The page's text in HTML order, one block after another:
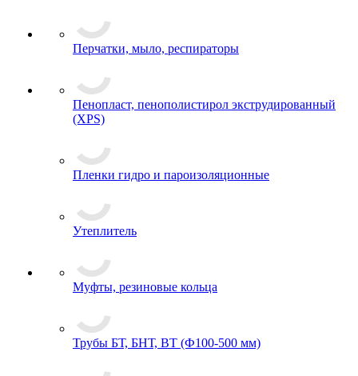
Перчатки, мыло, респираторы
Пенопласт, пенополистирол экструдированный
(XPS)
Пленки гидро и пароизоляционные
Утеплитель
Муфты, резиновые кольца
Трубы БТ, БНТ, ВТ (Ф100-500 мм)